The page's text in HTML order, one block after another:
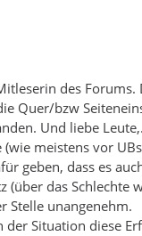
des
Quer/bzw
Und liebe
meistens vor
geben, dass es
(über das
Stelle unangenehm.
Situation diese